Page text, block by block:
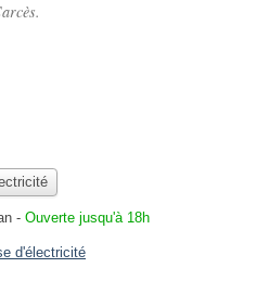
- Ouverte jusqu'à 18h
d'électricité